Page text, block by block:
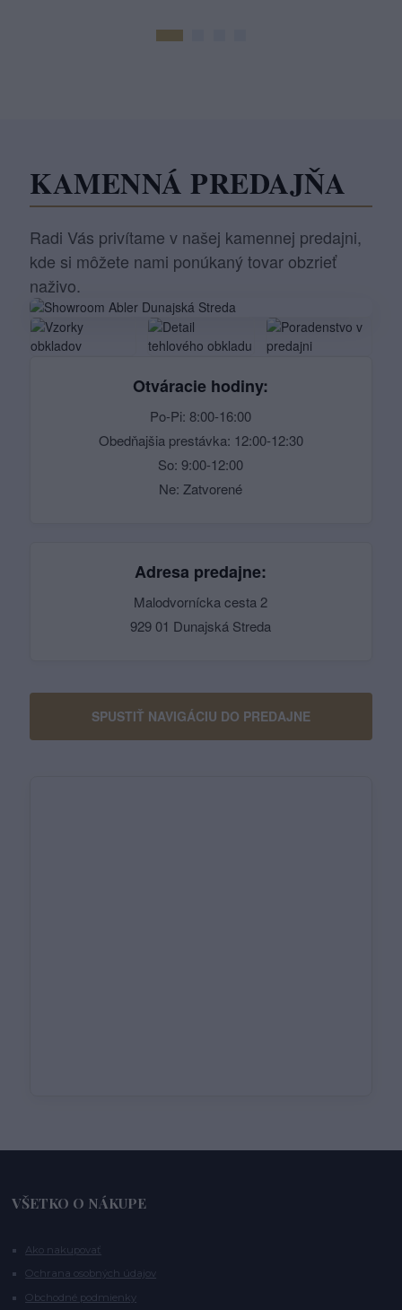
KAMENNÁ PREDAJŇA
Radi Vás privítame v našej kamennej predajni,
kde si môžete nami ponúkaný tovar obzrieť
naživo.
Otváracie hodiny:
Po-Pi: 8:00-16:00
Obedňajšia prestávka: 12:00-12:30
So: 9:00-12:00
Ne: Zatvorené
Adresa predajne:
Malodvornícka cesta 2
929 01 Dunajská Streda
SPUSTIŤ NAVIGÁCIU DO PREDAJNE
VŠETKO O NÁKUPE
Ako nakupovať
Ochrana osobných údajov
Obchodné podmienky